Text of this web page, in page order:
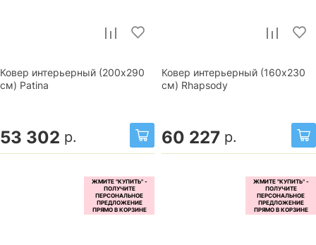
Ковер интерьерный (200x290
см) Patina
53 302 р.
Ковер интерьерный (160x230
см) Rhapsody
60 227 р.